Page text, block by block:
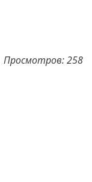
Просмотров: 258